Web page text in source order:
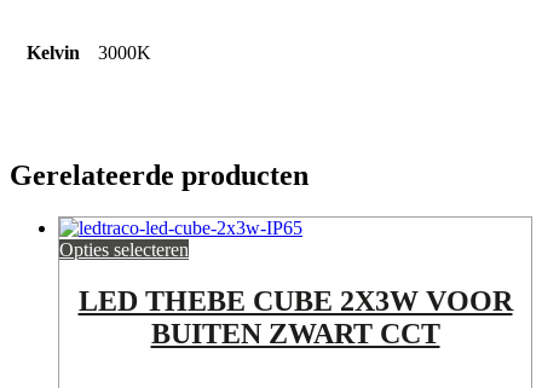
Kelvin 3000K
Gerelateerde producten
Opties selecteren
LED THEBE CUBE 2X3W VOOR
BUITEN ZWART CCT